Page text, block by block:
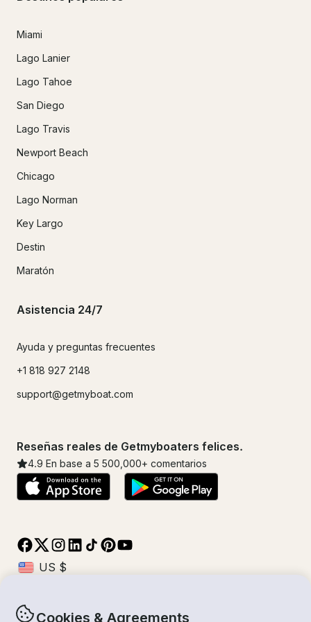
Cookies & Agreements
Miami
Lago Lanier
Lago Tahoe
San Diego
Lago Travis
Newport Beach
Chicago
Lago Norman
Key Largo
Destin
Maratón
Asistencia 24/7
Ayuda y preguntas frecuentes
+1 818 927 2148
support@getmyboat.com
Reseñas reales de Getmyboaters felices.
4.9 En base a 5 500,000+ comentarios